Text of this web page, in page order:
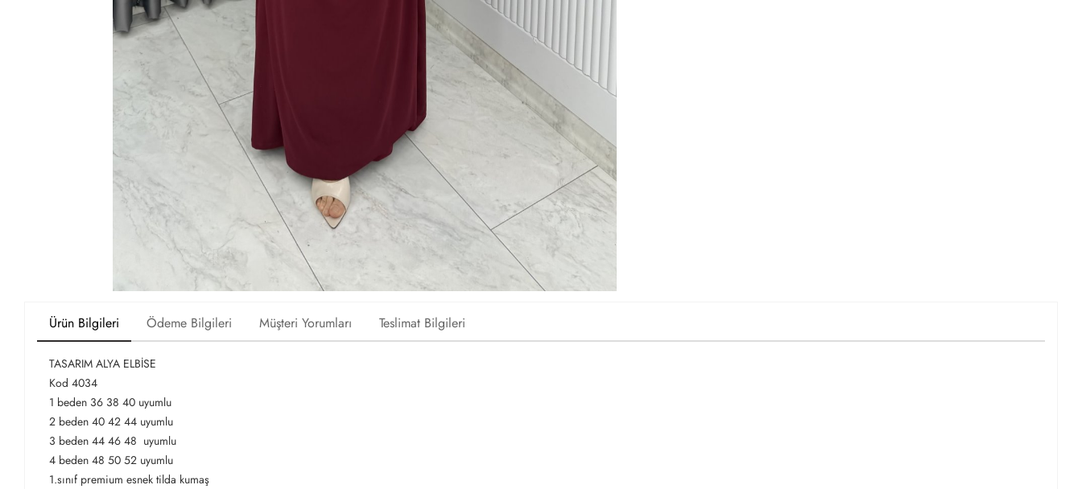
Ürün Bilgileri Ödeme Bilgileri Müşteri Yorumları Teslimat Bilgileri
TASARIM ALYA ELBİSE
Kod 4034
1 beden 36 38 40 uyumlu
2 beden 40 42 44 uyumlu
3 beden 44 46 48 uyumlu
4 beden 48 50 52 uyumlu
1.sınıf premium esnek tilda kumaş